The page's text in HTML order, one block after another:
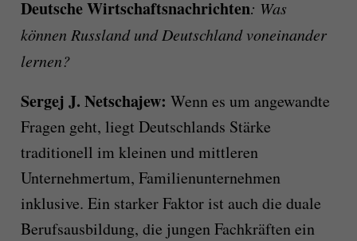
Deutsche Wirtschaftsnachrichten: Was
können Russland und Deutschland voneinander
lernen?
Sergej J. Netschajew: Wenn es um angewandte
Fragen geht, liegt Deutschlands Stärke
traditionell im kleinen und mittleren
Unternehmertum, Familienunternehmen
inklusive. Ein starker Faktor ist auch die duale
Berufsausbildung, die jungen Fachkräften ein